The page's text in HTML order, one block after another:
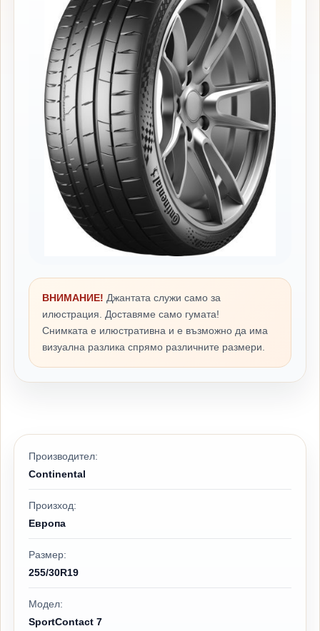
ВНИМАНИЕ! Джантата служи само за
илюстрация. Доставяме само гумата!
Снимката е илюстративна и е възможно да има
визуална разлика спрямо различните размери.
Производител:
Continental
Произход:
Европа
Размер:
255/30R19
Модел:
SportContact 7